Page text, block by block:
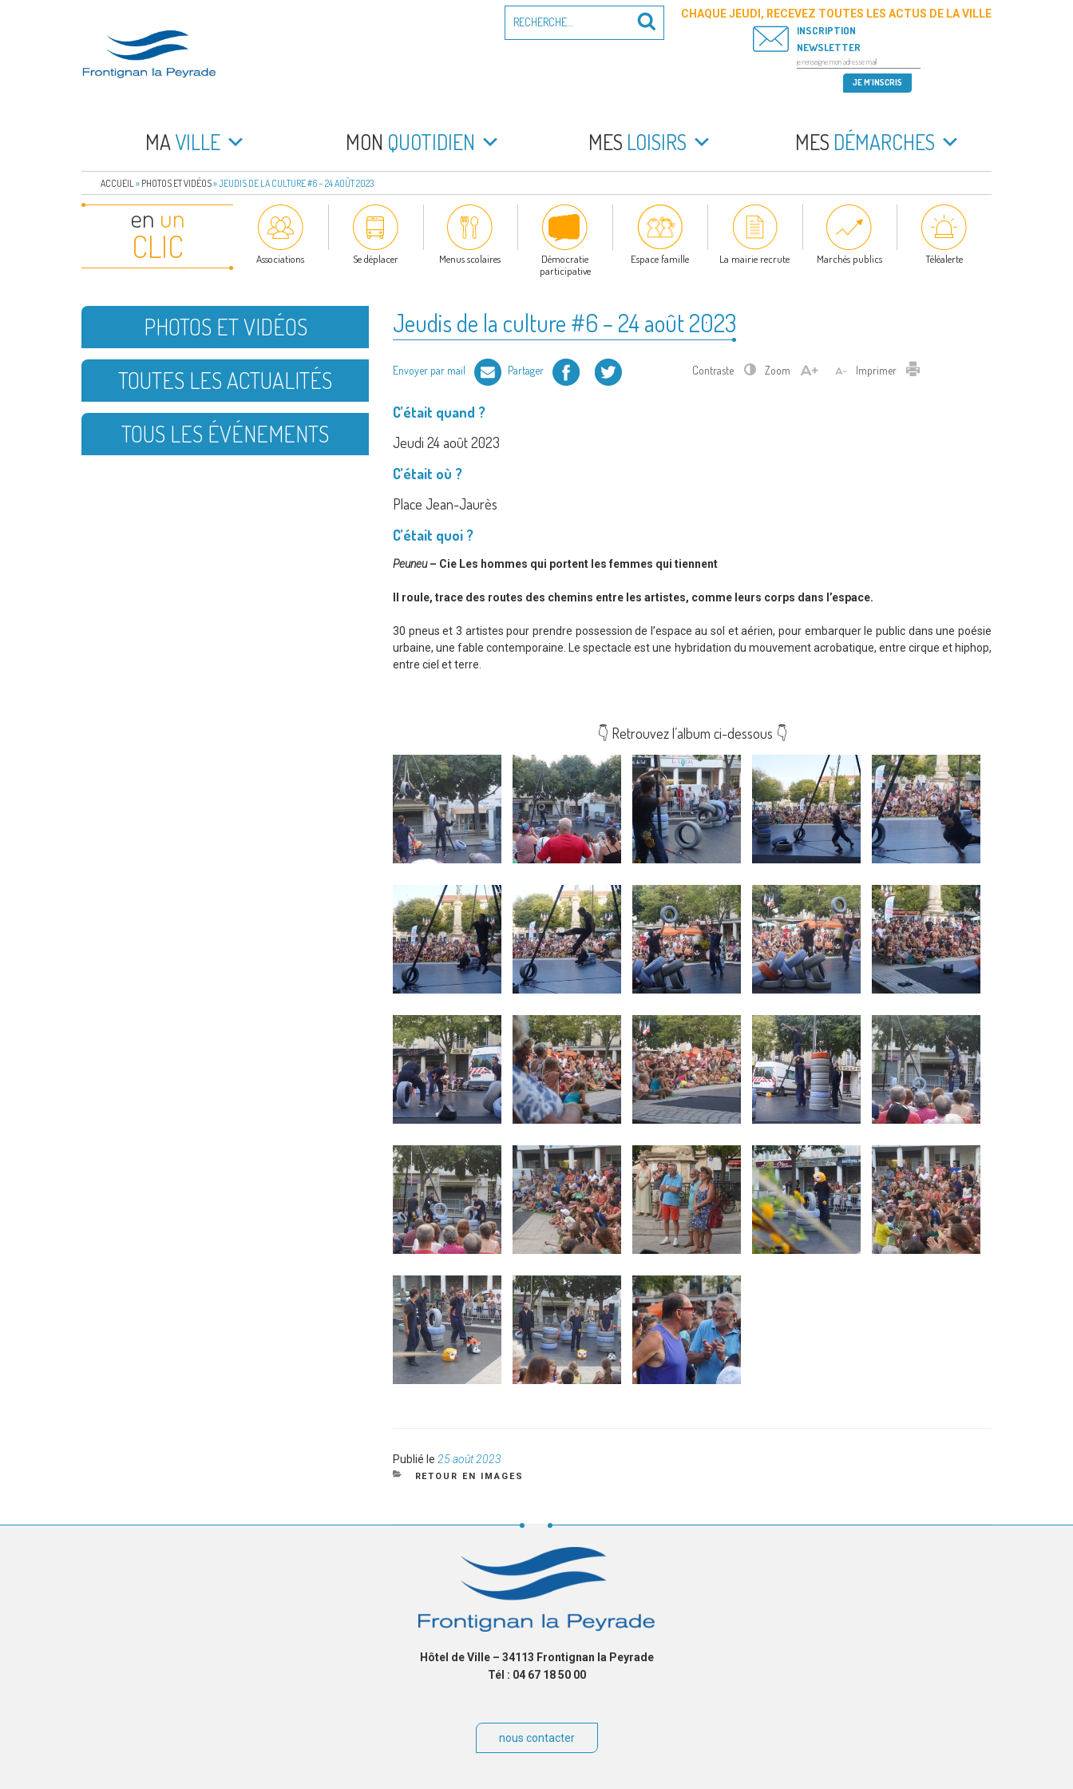
FRONTIGNAN LA PEYRADE
pour
Recherche
CHAQUE JEUDI, RECEVEZ TOUTES LES ACTUS DE LA VILLE
INSCRIPTION
NEWSLETTER
MAVILLE MON QUOTIDIEN MES LOISIRS MES DÉMARCHES
ACCUEIL » PHOTOS ET VIDÉOS»JEUDIS DE LA CULTURE #6 – 24 AOÛT 2023
en un
CLIC Associations Se déplacer Menus scolaires
Démocratie
participative
Espace famille La mairie recrute Marchés publics Téléalerte
Jeudis de la culture #6 – 24 août 2023
Envoyer par mail Partager Facebook Twitter Contraste Zoom Imprimer Imprimer
C’était quand ?
Jeudi 24 août 2023
C’était où ?
Place Jean-Jaurès
C’était quoi ?
Peuneu– Cie Les hommes qui portent les femmes qui tiennent
Il roule, trace des routes des chemins entre les artistes, comme leurs corps dans l’espace.
30 pneus et 3 artistes pour prendre possession de l’espace au sol et aérien, pour embarquer le public dans une poésie
urbaine, une fable contemporaine. Le spectacle est une hybridation du mouvement acrobatique, entre cirque et hiphop,
entre ciel et terre.
👇 Retrouvez l’album ci-dessous 👇
Publié le Publié
le
25 août 2023
CATÉGORIES
RETOUR EN IMAGES
PHOTOS ET VIDÉOS
TOUTES LES ACTUALITÉS
TOUS LES ÉVÉNEMENTS
Hôtel de Ville – 34113 Frontignan la Peyrade
Tél : 04 67 18 50 00
nous contacter